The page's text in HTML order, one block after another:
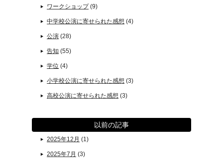
ワークショップ(9)
中学校公演に寄せられた感想 (4)
公演 (28)
告知 (55)
学位 (4)
小学校公演に寄せられた感想 (3)
高校公演に寄せられた感想 (3)
以前の記事
2025年12月 (1)
2025年7月 (3)